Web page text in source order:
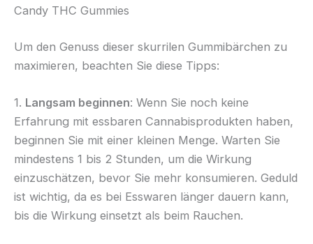
Candy THC Gummies
Um den Genuss dieser skurrilen Gummibärchen zu
maximieren, beachten Sie diese Tipps:
1. Langsam beginnen: Wenn Sie noch keine
Erfahrung mit essbaren Cannabisprodukten haben,
beginnen Sie mit einer kleinen Menge. Warten Sie
mindestens 1 bis 2 Stunden, um die Wirkung
einzuschätzen, bevor Sie mehr konsumieren. Geduld
ist wichtig, da es bei Esswaren länger dauern kann,
bis die Wirkung einsetzt als beim Rauchen.